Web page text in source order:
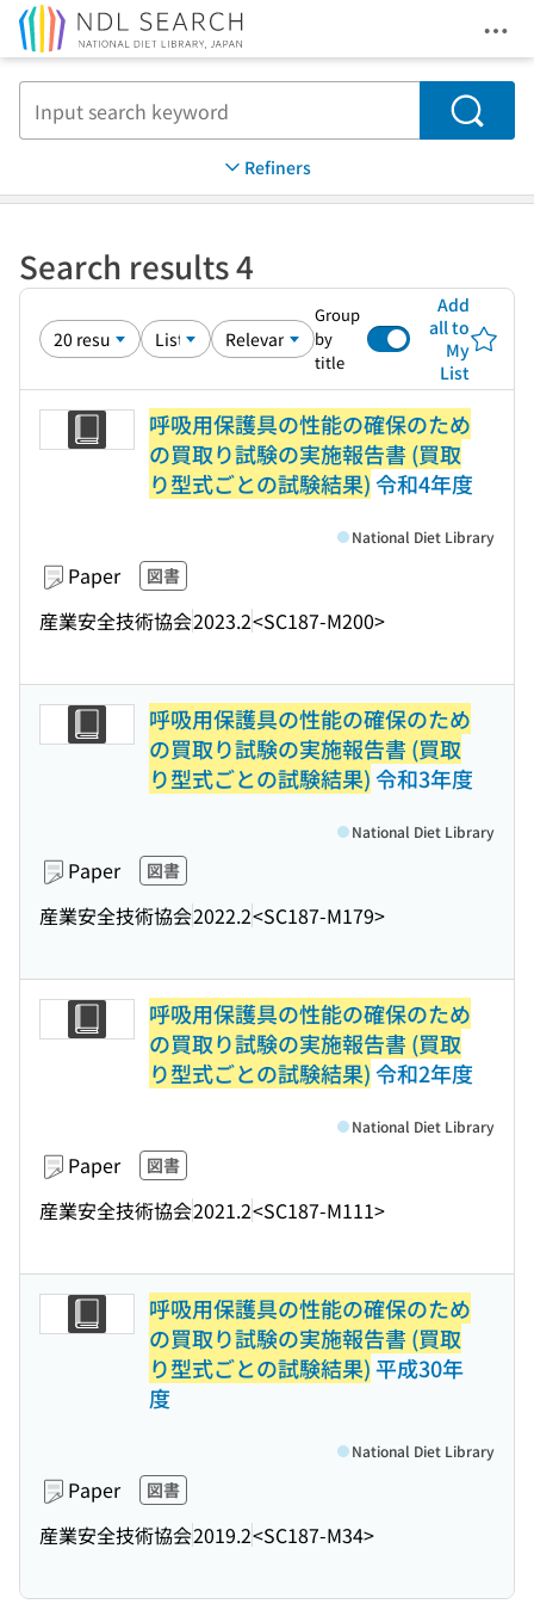
Search
Refiners
Search results 4
Group
by
title
Add
all to
My
List
呼吸用保護具の性能の確保のため
の買取り試験の実施報告書 (買取
り型式ごとの試験結果)令和4年度
Paper 図書
産業安全技術協会2023.2<SC187-M200>
National Diet Library
呼吸用保護具の性能の確保のため
の買取り試験の実施報告書 (買取
り型式ごとの試験結果)令和3年度
Paper 図書
産業安全技術協会2022.2<SC187-M179>
National Diet Library
呼吸用保護具の性能の確保のため
の買取り試験の実施報告書 (買取
り型式ごとの試験結果)令和2年度
Paper 図書
産業安全技術協会2021.2<SC187-M111>
National Diet Library
呼吸用保護具の性能の確保のため
の買取り試験の実施報告書 (買取
り型式ごとの試験結果)平成30年
度
Paper 図書
産業安全技術協会2019.2<SC187-M34>
National Diet Library